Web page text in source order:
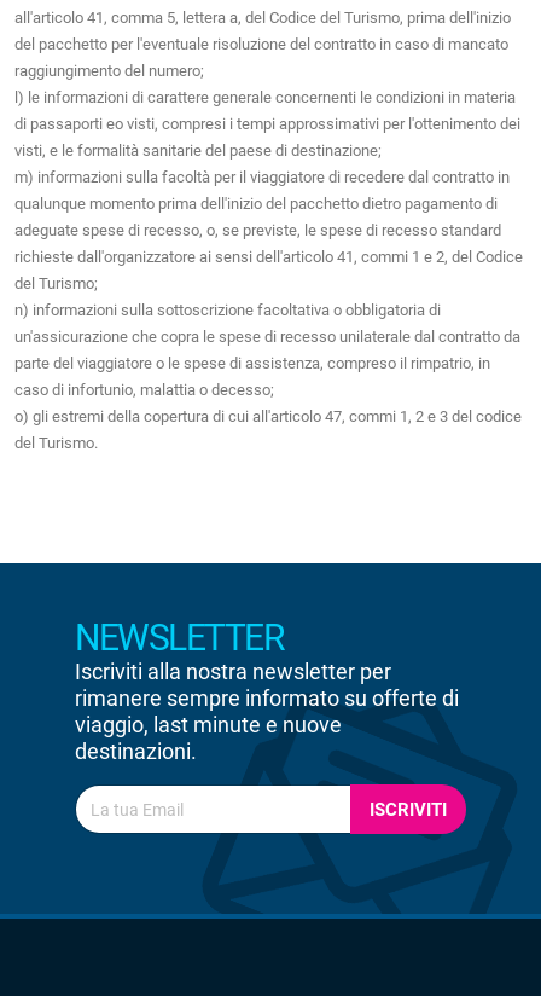
all'articolo 41, comma 5, lettera a, del Codice del Turismo, prima dell'inizio
del pacchetto per l'eventuale risoluzione del contratto in caso di mancato
raggiungimento del numero;
l) le informazioni di carattere generale concernenti le condizioni in materia
di passaporti eo visti, compresi i tempi approssimativi per l'ottenimento dei
visti, e le formalità sanitarie del paese di destinazione;
m) informazioni sulla facoltà per il viaggiatore di recedere dal contratto in
qualunque momento prima dell'inizio del pacchetto dietro pagamento di
adeguate spese di recesso, o, se previste, le spese di recesso standard
richieste dall'organizzatore ai sensi dell'articolo 41, commi 1 e 2, del Codice
del Turismo;
n) informazioni sulla sottoscrizione facoltativa o obbligatoria di
un'assicurazione che copra le spese di recesso unilaterale dal contratto da
parte del viaggiatore o le spese di assistenza, compreso il rimpatrio, in
caso di infortunio, malattia o decesso;
o) gli estremi della copertura di cui all'articolo 47, commi 1, 2 e 3 del codice
del Turismo.
NEWSLETTER
Iscriviti alla nostra newsletter per
rimanere sempre informato su offerte di
viaggio, last minute e nuove
destinazioni.
ISCRIVITI